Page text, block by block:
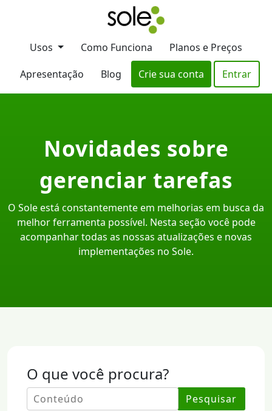
Usos Como Funciona
Planos e Preços
Apresentação
Blog Crie sua conta Entrar
Novidades sobre
gerenciar tarefas
O Sole está constantemente em melhorias em busca da
melhor ferramenta possível. Nesta seção você pode
acompanhar todas as nossas atualizações e novas
implementações no Sole.
O que você procura?
Pesquisar